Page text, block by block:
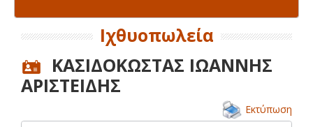
Ιχθυοπωλεία
ΚΑΣΙΔΟΚΩΣΤΑΣ ΙΩΑΝΝΗΣ
ΑΡΙΣΤΕΙΔΗΣ
Εκτύπωση